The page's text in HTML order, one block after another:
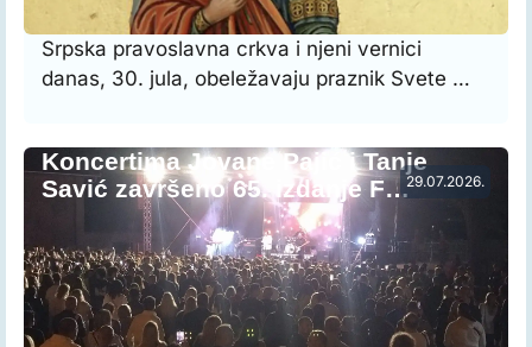
Srpska pravoslavna crkva i njeni vernici
danas, 30. jula, obeležavaju praznik Svete …
29.07.2026.
Koncertima Jovane Pajić i Tanje
Savić završeno 65. izdanje F…